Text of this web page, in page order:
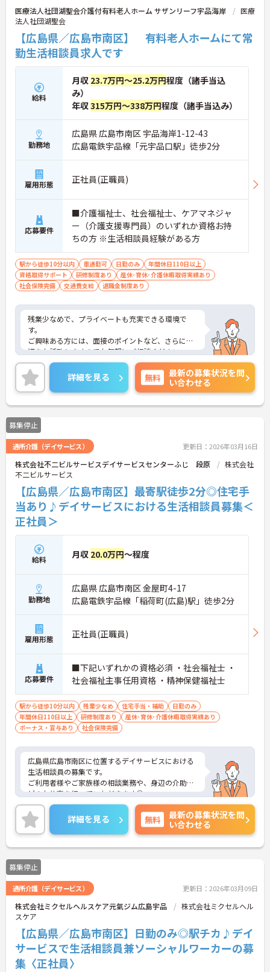
医療法人社団湖聖会介護付有料老人ホーム サザンリーフ宇品海岸
医療
法人社団湖聖会
【広島県／広島市南区】 有料老人ホームにて常
勤生活相談員求人です
給料
月収 23.7万円～25.2万円程度（諸手当込
み）
年収315万円～338万円程度（諸手当込み）
勤務地
広島県 広島市南区 宇品海岸1-12-43
広島電鉄宇品線「元宇品口駅」徒歩2分
雇用形態 正社員(正職員)
応募要件
■介護福祉士、社会福祉士、ケアマネジャ
ー（介護支援専門員）のいずれか資格お持
ちの方 ※生活相談員経験がある方
駅から徒歩10分以内 車通勤可 日勤のみ
年間休日110日以上
資格取得サポート
研修制度あり
産休･育休･介護休暇取得実績あり
社会保険完備
交通費支給 退職金制度あり
残業少なめで、プライベートも充実できる環境で
す。
ご興味ある方には、面接のポイントなど、さらに詳
細をお話致しますのでお気軽にご相談ください。
詳細を見る 無料
最新の募集状況を問
い合わせる
募集停止
通所介護（デイサービス） 更新日：2026年03月16日
株式会社不二ビルサービスデイサービスセンターふじ 段原
株式会社
不二ビルサービス
【広島県／広島市南区】最寄駅徒歩2分◎住宅手
当あり♪デイサービスにおける生活相談員募集＜
正社員＞
給料 月収 20.0万円～程度
勤務地
広島県 広島市南区 金屋町4-17
広島電鉄宇品線「稲荷町(広島)駅」徒歩2分
雇用形態 正社員(正職員)
応募要件
■下記いずれかの資格必須 ・社会福祉士 ・
社会福祉主事任用資格 ・精神保健福祉士
駅から徒歩10分以内 残業少なめ 住宅手当・補助
日勤のみ
年間休日110日以上
研修制度あり
産休･育休･介護休暇取得実績あり
ボーナス・賞与あり
社会保険完備
広島県広島市南区に位置するデイサービスにおける
生活相談員の募集です。
ご利用者様やご家族様の相談業務や、身辺の介助な
どのお仕事を行っていただきます◎
賞与実績あり！あなたの頑張りが評価されやすいの
で、お仕事のモチベーションアップにもつながりま
す♪
ご興味のある方には面接ポイントをお伝えしますの
で、お気軽にお問い合わせください！
詳細を見る 無料
最新の募集状況を問
い合わせる
募集停止
通所介護（デイサービス） 更新日：2026年03月09日
株式会社ミクセルヘルスケア元氣ジム広島宇品
株式会社ミクセルヘル
スケア
【広島県／広島市南区】日勤のみ◎駅チカ♪デイ
サービスで生活相談員兼ソーシャルワーカーの募
集〈正社員〉